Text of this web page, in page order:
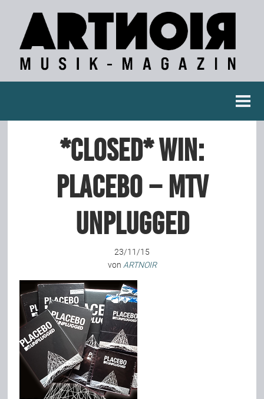
Konzertberichte
Fotoreportagen
Bild-Archiv
Rezensionen
Musik
*closed* WIN:
PLACEBO – MTV
unplugged
23/11/15
von ARTNOIR